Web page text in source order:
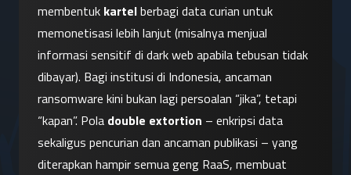
membentuk kartel berbagi data curian untuk
memonetisasi lebih lanjut (misalnya menjual
informasi sensitif di dark web apabila tebusan tidak
dibayar). Bagi institusi di Indonesia, ancaman
ransomware kini bukan lagi persoalan “jika”, tetapi
“kapan”. Pola double extortion – enkripsi data
sekaligus pencurian dan ancaman publikasi – yang
diterapkan hampir semua geng RaaS, membuat